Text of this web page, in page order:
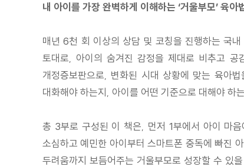
내 아이를 가장 완벽하게 이해하는 ‘거울부모’ 육아
매년 6천 회 이상의 상담 및 코칭을 진행하는 국
토대로, 아이의 숨겨진 감정을 제대로 비추고 공
개정증보판으로, 변화된 시대 상황에 맞는 육아
대화해야 하는지, 아이를 어떤 기준으로 대해야 하
총 3부로 구성된 이 책은, 먼저 1부에서 아이 마
소심하고 예민한 아이부터 스마트폰 중독에 빠진
두려움까지 보듬어주는 거울부모로 성장할 수 있